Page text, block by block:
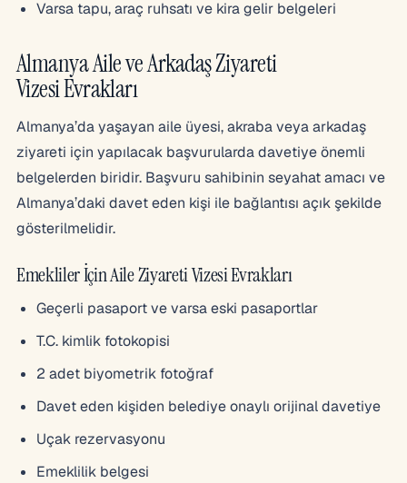
Varsa tapu, araç ruhsatı ve kira gelir belgeleri
Almanya Aile ve Arkadaş Ziyareti
Vizesi Evrakları
Almanya’da yaşayan aile üyesi, akraba veya arkadaş
ziyareti için yapılacak başvurularda davetiye önemli
belgelerden biridir. Başvuru sahibinin seyahat amacı ve
Almanya’daki davet eden kişi ile bağlantısı açık şekilde
gösterilmelidir.
Emekliler İçin Aile Ziyareti Vizesi Evrakları
Geçerli pasaport ve varsa eski pasaportlar
T.C. kimlik fotokopisi
2 adet biyometrik fotoğraf
Davet eden kişiden belediye onaylı orijinal davetiye
Uçak rezervasyonu
Emeklilik belgesi